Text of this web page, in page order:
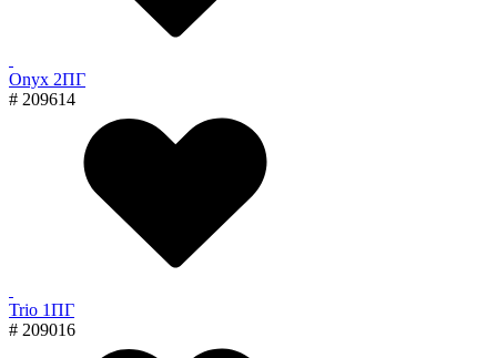
Onyx 2ПГ
# 209614
Trio 1ПГ
# 209016